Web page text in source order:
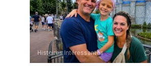
Histoires Intéressantes